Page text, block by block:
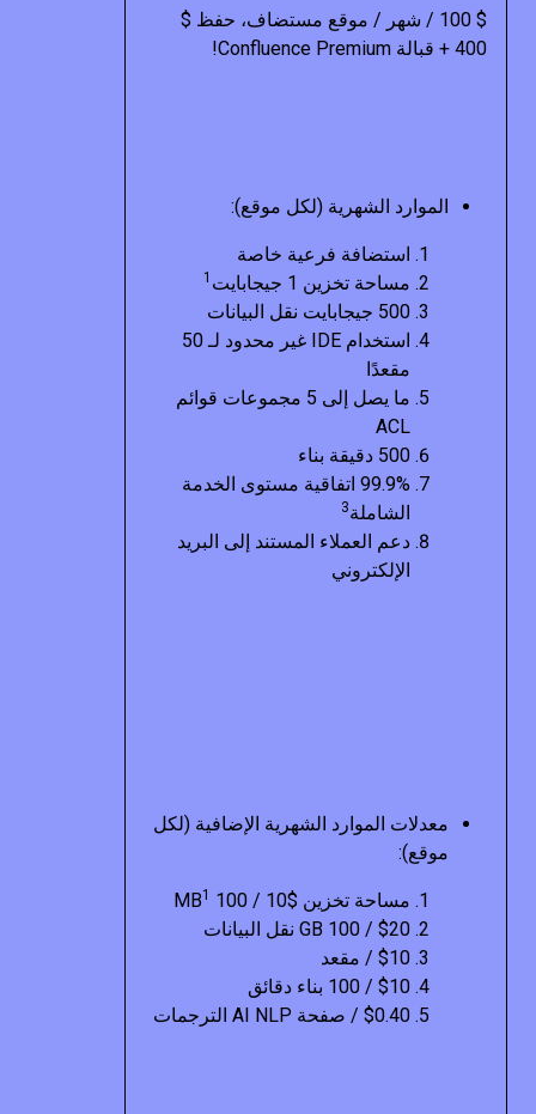
$ 100 / شهر / موقع مستضاف، حفظ $
400 + قبالة Confluence Premium!
الموارد الشهرية (لكل موقع):
استضافة فرعية خاصة
مساحة تخزين 1 جيجابايت
1
500 جيجابايت نقل البيانات
استخدام IDE غير محدود لـ 50
مقعدًا
ما يصل إلى 5 مجموعات قوائم
ACL
500 دقيقة بناء
99.9% اتفاقية مستوى الخدمة
الشاملة3
دعم العملاء المستند إلى البريد
الإلكتروني
معدلات الموارد الشهرية الإضافية (لكل
موقع):
مساحة تخزين $10 / 100 MB 1
$20 / 100 GB نقل البيانات
$10 / مقعد
$10 / 100 بناء دقائق
$0.40 / صفحة AI NLP الترجمات